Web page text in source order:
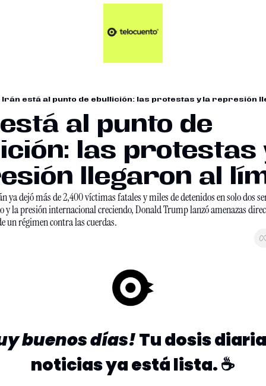
Artículos 📑
Plus 💎
Entretenimiento🥤
Irán está al punto de ebullición: las protestas y la represión
al punto de
las protestas
llegaron al
ya dejó más de 2,400 víctimas fatales y miles de detenidos en solo dos
y la presión internacional creciendo, Donald Trump lanzó amenazas
un régimen contra las cuerdas.
buenos días! Tu dosis
noticias ya está lista. ☕️